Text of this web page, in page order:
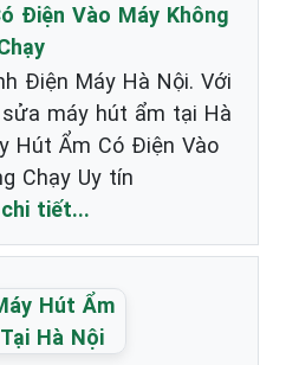
Điện Vào Máy Không
Điện Máy Hà Nội. Với
máy hút ẩm tại Hà
Hút Ẩm Có Điện Vào
Chạy Uy tín
tiết...